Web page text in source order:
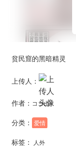
贫民窟的黑暗精灵
上传人：
作者： ココ山
分类： 爱情
标签： 人外